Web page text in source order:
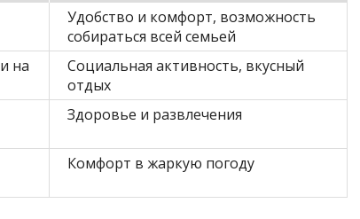
Удобство и комфорт, возможность
собираться всей семьей
на
Социальная активность, вкусный
отдых
Здоровье и развлечения
Комфорт в жаркую погоду